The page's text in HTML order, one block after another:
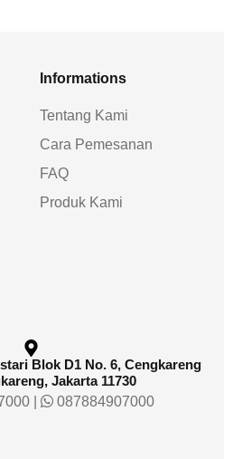
Informations
Tentang Kami
Cara Pemesanan
FAQ
Produk Kami
Blok D1 No. 6, Cengkareng
Jakarta 11730
| 087884907000